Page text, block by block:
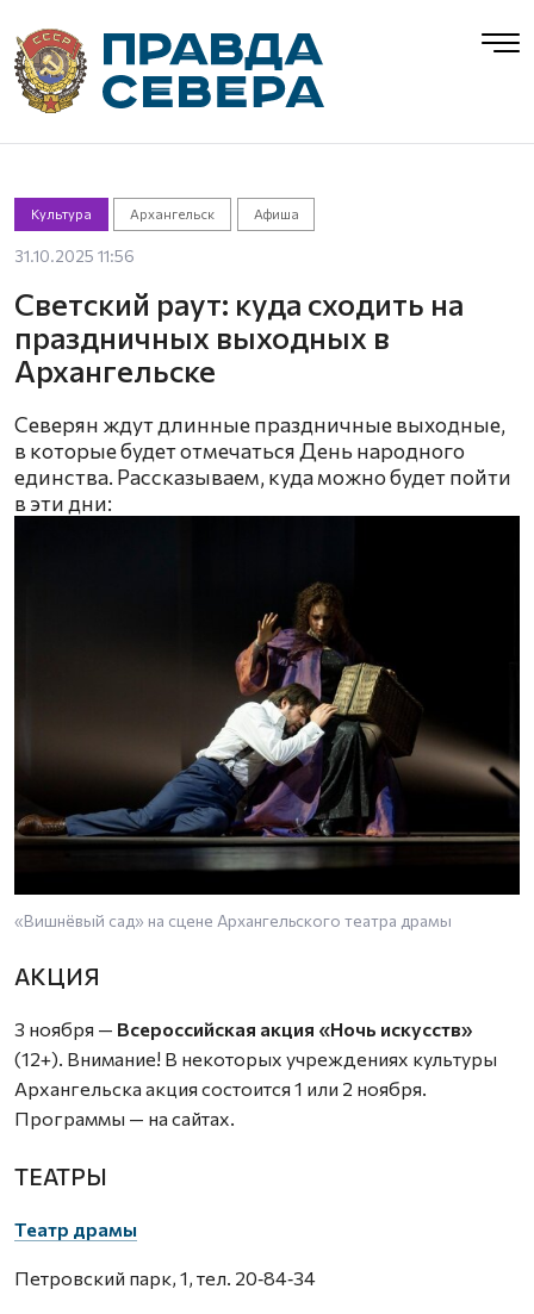
Культура Архангельск Афиша
31.10.2025 11:56
Светский раут: куда сходить на
праздничных выходных в
Архангельске
Северян ждут длинные праздничные выходные,
в которые будет отмечаться День народного
единства. Рассказываем, куда можно будет пойти
в эти дни:
«Вишнёвый сад» на сцене Архангельского театра драмы
АКЦИЯ
3 ноября — Всероссийская акция «Ночь искусств»
(12+). Внимание! В некоторых учреждениях культуры
Архангельска акция состоится 1 или 2 ноября.
Программы — на сайтах.
ТЕАТРЫ
Театр драмы
Петровский парк, 1, тел. 20‑84‑34